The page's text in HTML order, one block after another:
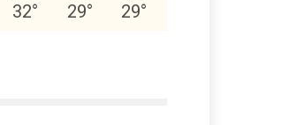
32° 29° 29°